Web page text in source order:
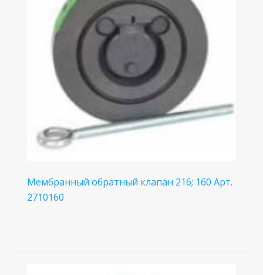
Мембранный обратный клапан 216; 160 Арт.
2710160